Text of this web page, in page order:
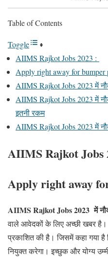
Table of Contents
Toggle
AIIMS Rajkot Jobs 2023 :
Apply right away for bumper
AIIMS Rajkot Jobs 2023 में
AIIMS Rajkot Jobs 2023 में
इतनी रकम
AIIMS Rajkot Jobs 2023 में
AIIMS Rajkot Jobs
Apply right away
AIIMS Rajkot Jobs 2023 में
वाले आवेदकों के लिए अच्छी खबर है।
प्रकाशित की है। जिसमें कहा गया है
नियुक्त करेगा। इच्छुक और योग्य